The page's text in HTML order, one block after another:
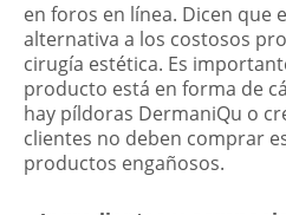
en foros en línea. Dicen que
alternativa a los costosos
cirugía estética. Es
producto está en forma de
hay píldoras DermaniQu o
clientes no deben comprar
productos engañosos.